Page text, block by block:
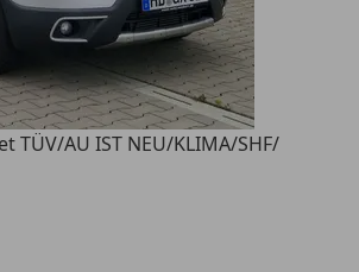
TÜV/AU IST NEU/KLIMA/SHF/